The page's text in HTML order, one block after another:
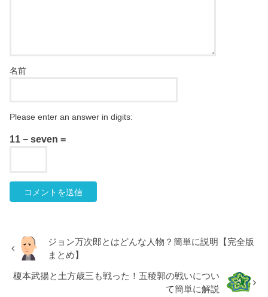
名前
Please enter an answer in digits:
11 − seven =
ジョン万次郎とはどんな人物？簡単に説明【完全版
まとめ】
榎本武揚と土方歳三も戦った！五稜郭の戦いについ
て簡単に解説